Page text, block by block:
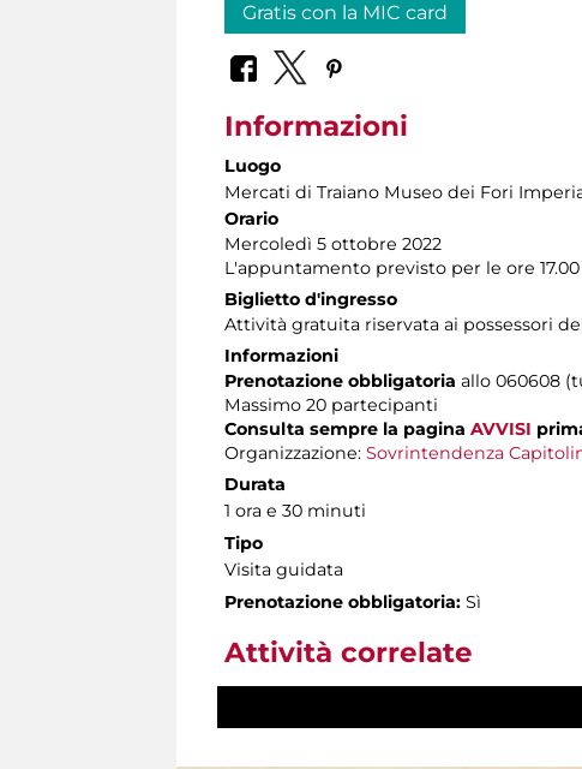
Gratis con la MIC card
Informazioni
Luogo
Mercati di Traiano Museo dei Fori
Orario
Mercoledì 5 ottobre 2022
L'appuntamento previsto per le ore
Biglietto d'ingresso
Attività gratuita riservata ai possessori
Informazioni
Prenotazione obbligatoria allo 060608
Massimo 20 partecipanti
Consulta sempre la pagina AVVISI
Organizzazione: Sovrintendenza
Durata
1 ora e 30 minuti
Tipo
Visita guidata
Prenotazione obbligatoria: Sì
Attività correlate